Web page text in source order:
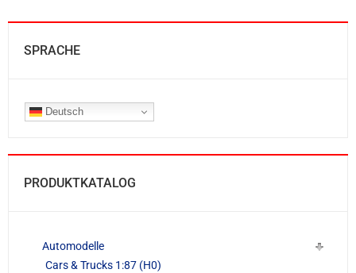
SPRACHE
Deutsch
PRODUKTKATALOG
Automodelle
Cars & Trucks 1:87 (H0)